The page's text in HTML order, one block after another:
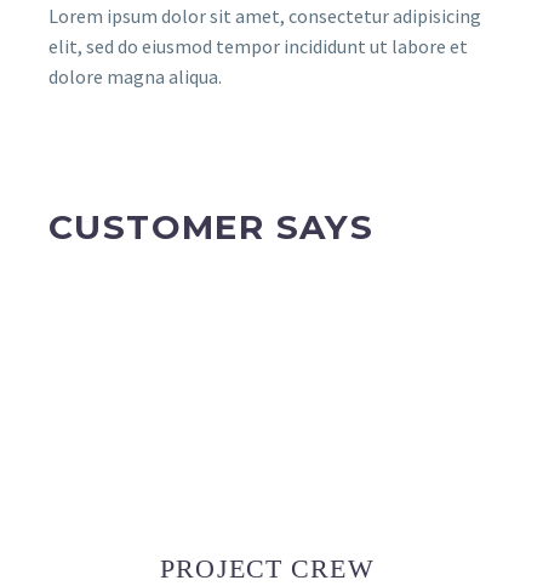
Lorem ipsum dolor sit amet, consectetur adipisicing
elit, sed do eiusmod tempor incididunt ut labore et
dolore magna aliqua.
CUSTOMER SAYS
PROJECT CREW